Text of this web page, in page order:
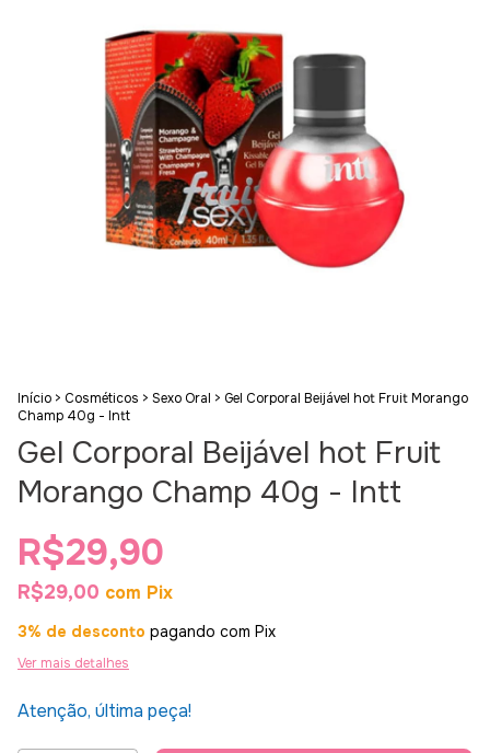
Início > Cosméticos > Sexo Oral > Gel Corporal Beijável hot Fruit Morango
Champ 40g - Intt
Gel Corporal Beijável hot Fruit
Morango Champ 40g - Intt
R$29,90
R$29,00 com Pix
3% de desconto pagando com Pix
Ver mais detalhes
Atenção, última peça!